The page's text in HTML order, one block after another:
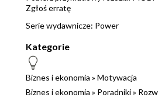
Zgłoś erratę
Serie wydawnicze: Power
Kategorie
Biznes i ekonomia » Motywacja
Biznes i ekonomia » Poradniki»